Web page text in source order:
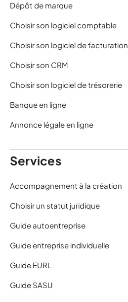
Dépôt de marque
Choisir son logiciel comptable
Choisir son logiciel de facturation
Choisir son CRM
Choisir son logiciel de trésorerie
Banque en ligne
Annonce légale en ligne
Services
Accompagnement à la création
Choisir un statut juridique
Guide autoentreprise
Guide entreprise individuelle
Guide EURL
Guide SASU